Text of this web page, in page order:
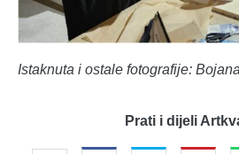
Istaknuta i ostale fotografije:
Prati i dijeli